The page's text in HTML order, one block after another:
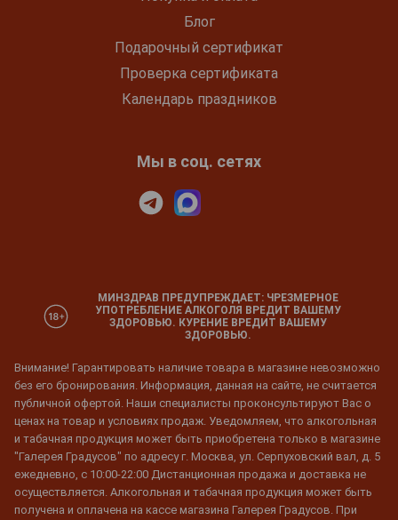
Блог
Подарочный сертификат
Проверка сертификата
Календарь праздников
Мы в соц. сетях
МИНЗДРАВ ПРЕДУПРЕЖДАЕТ: ЧРЕЗМЕРНОЕ
УПОТРЕБЛЕНИЕ АЛКОГОЛЯ ВРЕДИТ ВАШЕМУ
ЗДОРОВЬЮ. КУРЕНИЕ ВРЕДИТ ВАШЕМУ
ЗДОРОВЬЮ.
Внимание! Гарантировать наличие товара в магазине невозможно
без его бронирования. Информация, данная на сайте, не считается
публичной офертой. Наши специалисты проконсультируют Вас о
ценах на товар и условиях продаж. Уведомляем, что алкогольная
и табачная продукция может быть приобретена только в магазине
"Галерея Градусов" по адресу г. Москва, ул. Серпуховский вал, д. 5
ежедневно, с 10:00-22:00 Дистанционная продажа и доставка не
осуществляется. Алкогольная и табачная продукция может быть
получена и оплачена на кассе магазина Галерея Градусов. При